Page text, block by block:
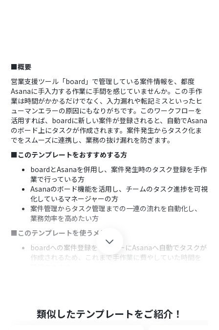
■概要
営業支援ツール「board」で管理している案件情報を、都度
Asanaに手入力する作業に手間を感じていませんか。この手作
業は時間がかかるだけでなく、入力漏れや転記ミスといったヒ
ューマンエラーの原因にもなりがちです。このワークフローを
活用すれば、boardに新しい案件が登録されると、自動でAsana
のボード上にタスクが作成されます。案件発生からタスク化ま
でをスムーズに連携し、業務の抜け漏れを防ぎます。
■このテンプレートをおすすめする方
boardとAsanaを併用し、案件発生時のタスク登録を手作
業で行っている方
Asanaのボード機能を活用し、チームのタスク進捗を可視
化しているマネージャーの方
案件管理からタスク管理までの一連の流れを自動化し、
業務効率を高めたい方
■このテンプレートを使うメリット
boardへの案件登録をトリガーにAsanaへ自動でタスクが
作成されるため、これまで手作業に費やしていた時間を
■フローボットの流れ
類似したテンプレートをご紹介！